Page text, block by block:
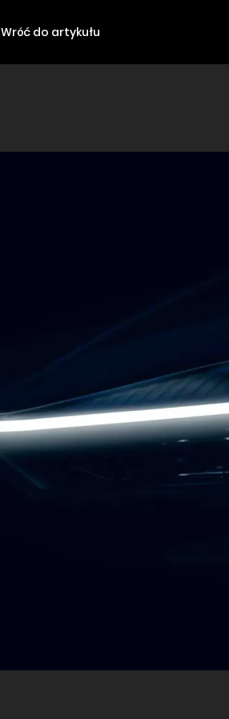
Wróć do artykułu